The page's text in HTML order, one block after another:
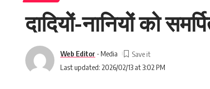
दादियों-नानियों को
Last updated: 2026/02/13 at 3:02 PM
Web Editor - Media